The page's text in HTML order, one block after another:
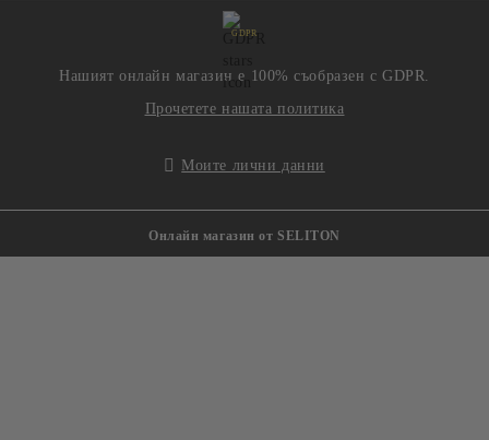
GDPR
Нашият онлайн магазин е 100% съобразен с GDPR.
Прочетете нашата политика
Моите лични данни
Онлайн магазин от SELITON